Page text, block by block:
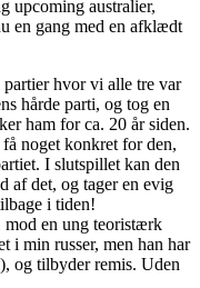
upcoming australier,
en gang med en afklædt
partier hvor vi alle tre var
hårde parti, og tog en
ham for ca. 20 år siden.
noget konkret for den,
I slutspillet kan den
af det, og tager en evig
i tiden!
mod en ung teoristærk
i min russer, men han har
og tilbyder remis. Uden